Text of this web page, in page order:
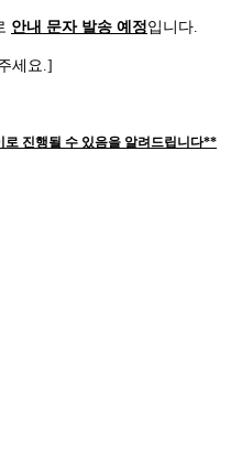
안내 문자 발송 예정입니다.
세요.]
로 진행될 수 있음을 알려드립니다**